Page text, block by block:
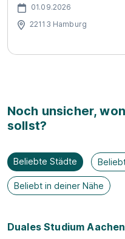
01.09.2026
22113 Hamburg
Noch unsicher,
sollst?
Beliebte Städte
Beliebt in deiner Nähe
Duales Studium Aachen